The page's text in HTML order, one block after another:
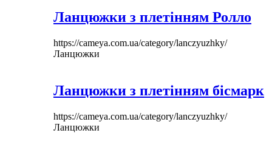
Ланцюжки з плетінням Ролло
https://cameya.com.ua/category/lanczyuzhky/
Ланцюжки
Ланцюжки з плетінням бісмарк
https://cameya.com.ua/category/lanczyuzhky/
Ланцюжки